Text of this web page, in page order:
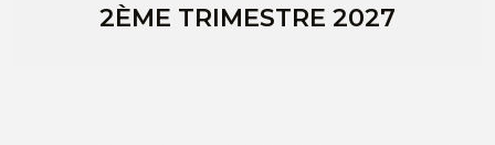
2ÈME TRIMESTRE 2027